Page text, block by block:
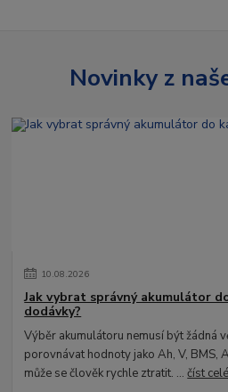
Novinky z
10.08.2026
Jak vybrat správný akumulátor
dodávky?
Výběr akumulátoru nemusí být žádná
porovnávat hodnoty jako Ah, V, BMS,
může se člověk rychle ztratit. ...číst celé